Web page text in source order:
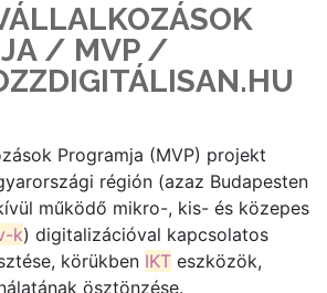
/ MVP /
Programja (MVP) projekt
régión (azaz Budapesten
működő mikro-, kis- és közepes
k) digitalizációval kapcsolatos
körükben IKT eszközök,
ösztönzése.